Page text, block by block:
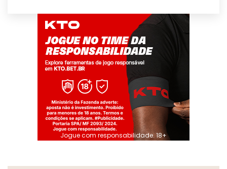
Jogue com responsabilidade. 18+